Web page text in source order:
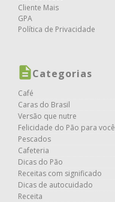
Cliente Mais
GPA
Política de Privacidade
Categorias
Café
Caras do Brasil
Versão que nutre
Felicidade do Pão para você
Pescados
Cafeteria
Dicas do Pão
Receitas com significado
Dicas de autocuidado
Receita